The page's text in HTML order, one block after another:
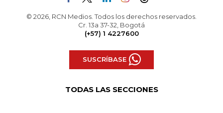
© 2026, RCN Medios. Todos los derechos reservados.
Cr. 13a 37-32, Bogotá
(+57) 1 4227600
SUSCRÍBASE
TODAS LAS SECCIONES